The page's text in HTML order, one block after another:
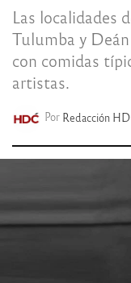
Las localidades
Tulumba y
con comidas
artistas.
Por Redacción